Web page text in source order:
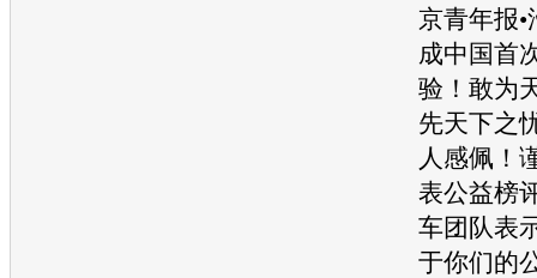
京青年报•
成中国首
验！敢为
先天下之
人感佩！
表公益榜
车团队表
于你们的